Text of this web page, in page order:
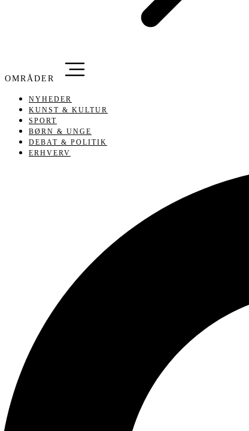
NYHEDER
KUNST & KULTUR
SPORT
BØRN & UNGE
DEBAT & POLITIK
ERHVERV